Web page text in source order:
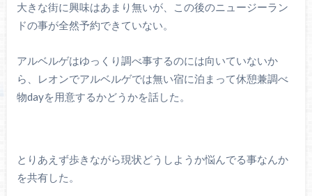
大きな街に興味はあまり無いが、この後のニュージーラン
ドの事が全然予約できていない。
アルベルゲはゆっくり調べ事するのには向いていないか
ら、レオンでアルベルゲでは無い宿に泊まって休憩兼調べ
物dayを用意するかどうかを話した。
とりあえず歩きながら現状どうしようか悩んでる事なんか
を共有した。